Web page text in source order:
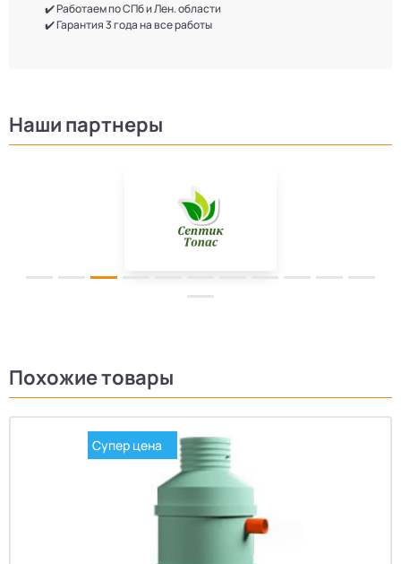
✔️ Работаем по СПб и Лен. области
✔️ Гарантия 3 года на все работы
Наши партнеры
Похожие товары
Супер цена